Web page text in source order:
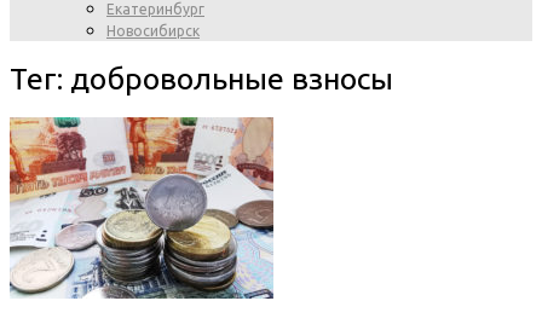
Екатеринбург
Новосибирск
Тег: добровольные взносы